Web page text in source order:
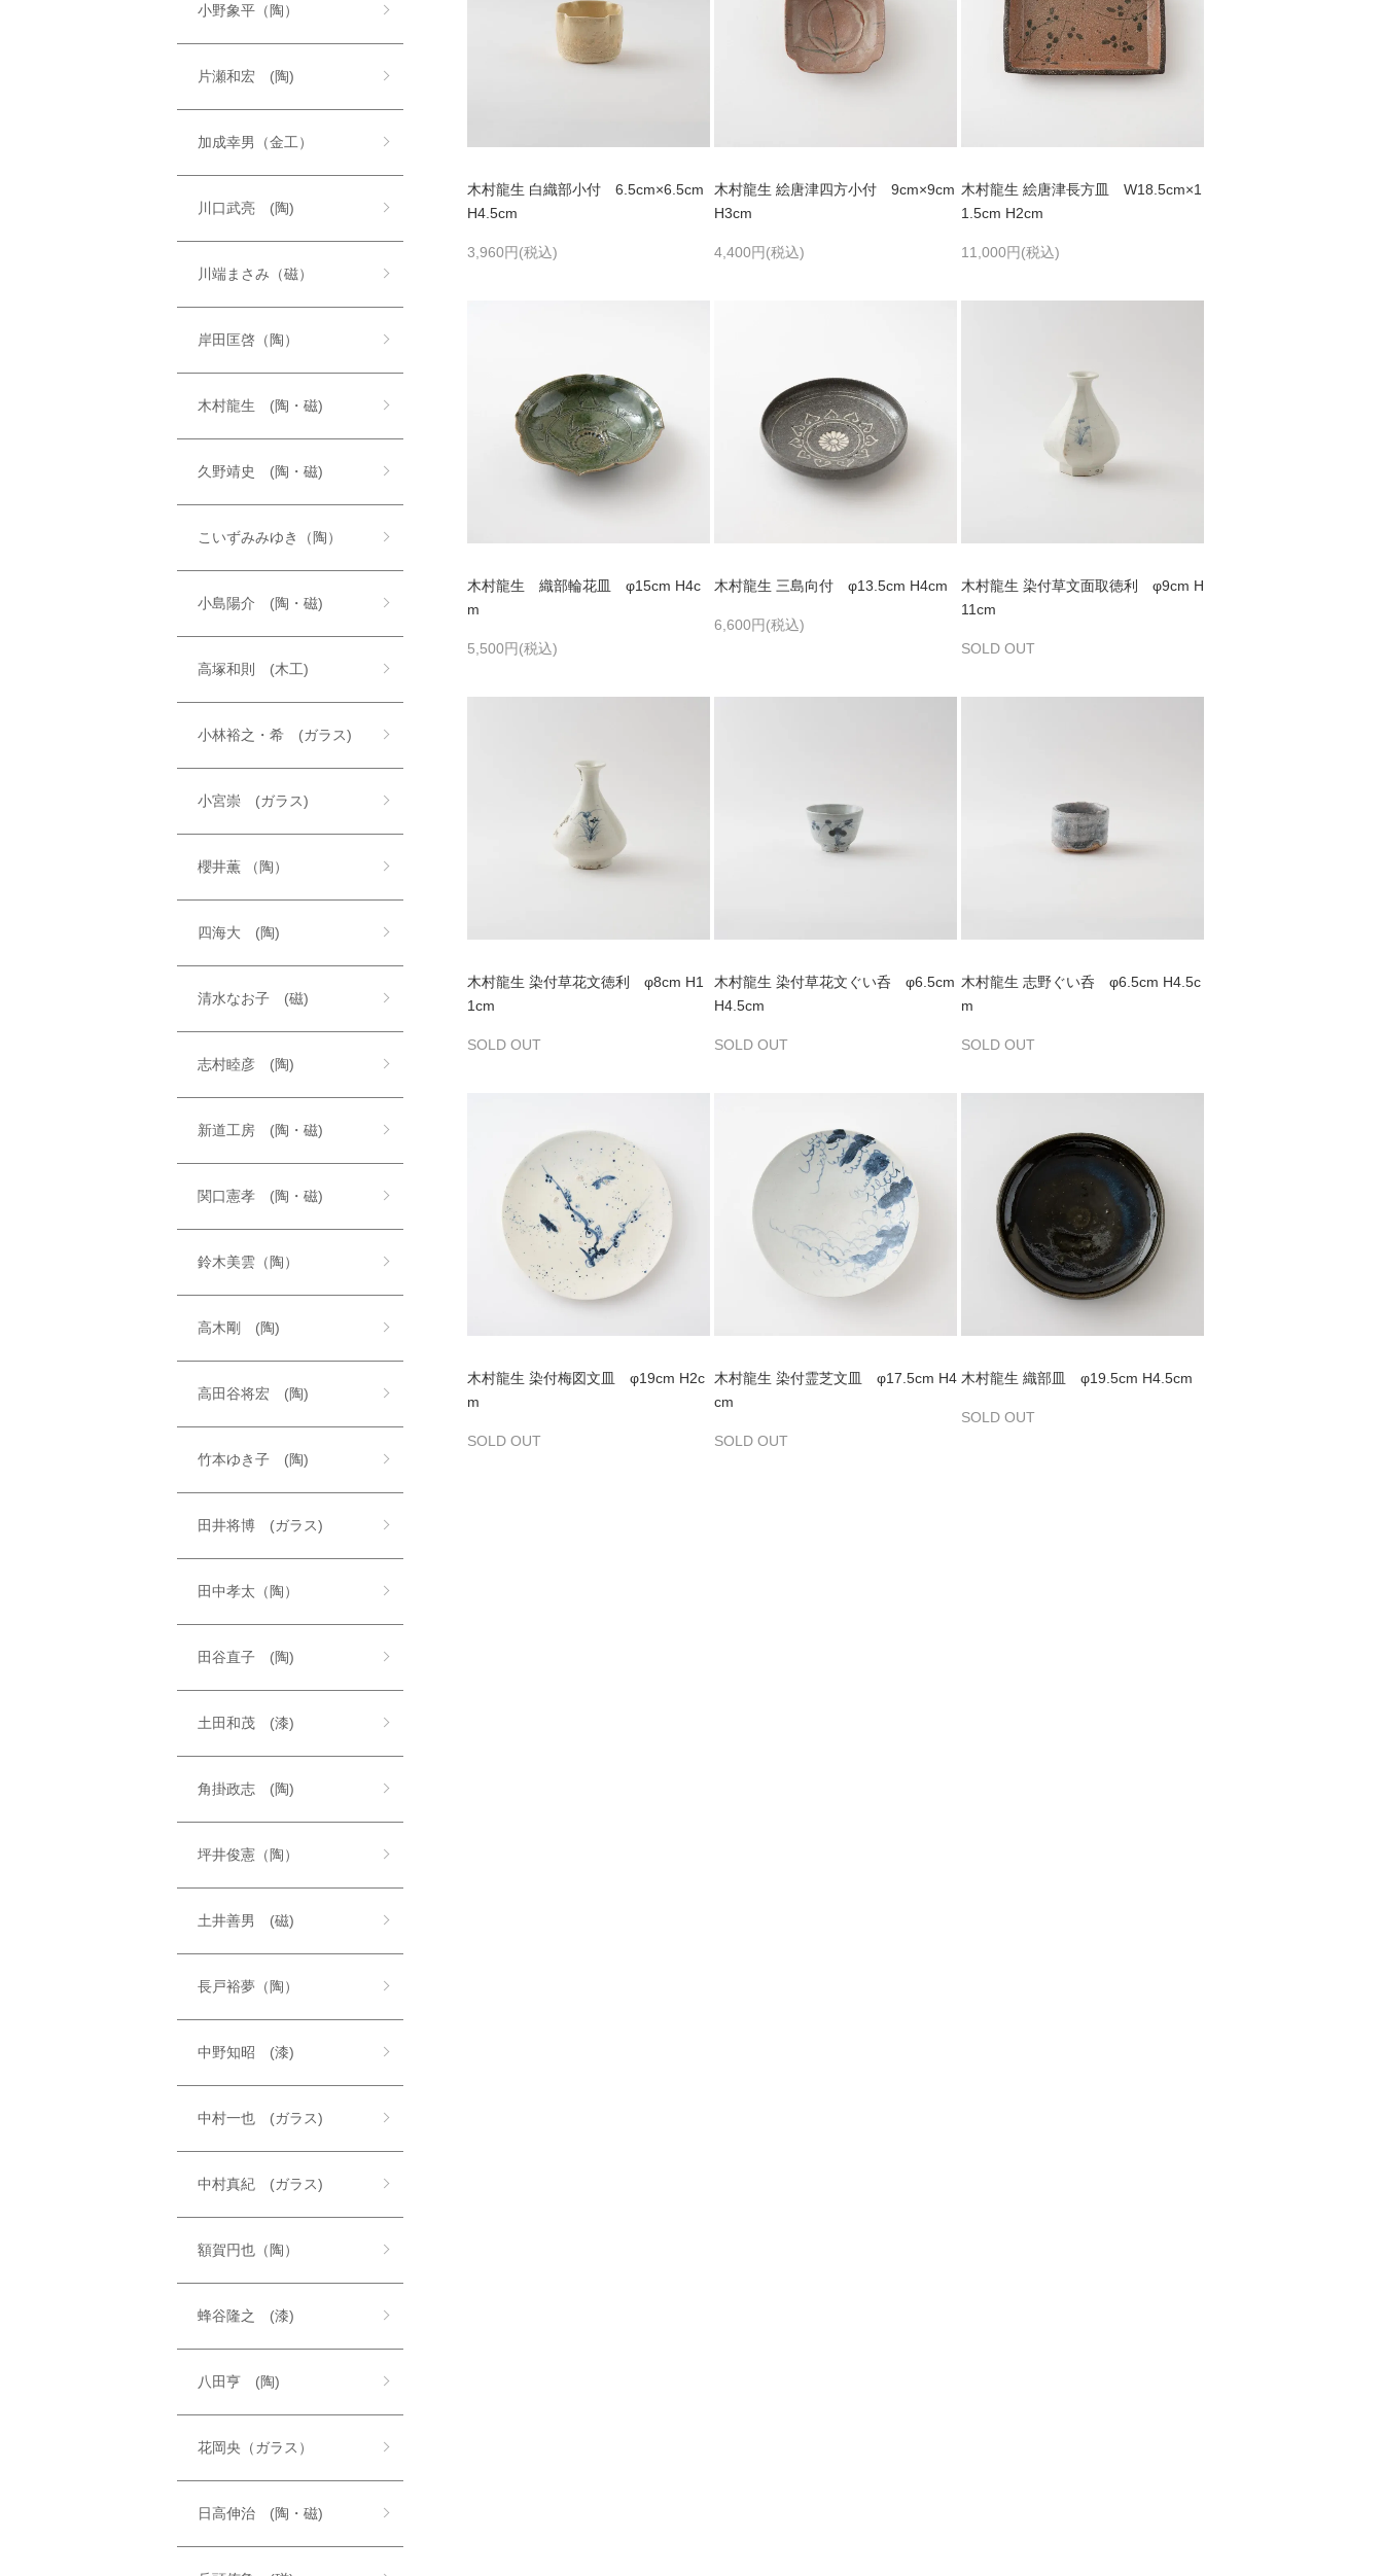
木村龍生 白織部小付 6.5cm×6.5cm
H4.5cm
3,960円(税込)
木村龍生 絵唐津四方小付 9cm×9cm
H3cm
4,400円(税込)
木村龍生 絵唐津長方皿 W18.5cm×1
1.5cm H2cm
11,000円(税込)
木村龍生 織部輪花皿 φ15cm H4c
m
5,500円(税込)
木村龍生 三島向付 φ13.5cm H4cm
6,600円(税込)
木村龍生 染付草文面取徳利 φ9cm H
11cm
SOLD OUT
木村龍生 染付草花文徳利 φ8cm H1
1cm
SOLD OUT
木村龍生 染付草花文ぐい呑 φ6.5cm
H4.5cm
SOLD OUT
木村龍生 志野ぐい呑 φ6.5cm H4.5c
m
SOLD OUT
木村龍生 染付梅図文皿 φ19cm H2c
m
SOLD OUT
木村龍生 染付霊芝文皿 φ17.5cm H4
cm
SOLD OUT
木村龍生 織部皿 φ19.5cm H4.5cm
SOLD OUT
小野象平（陶）
片瀬和宏 (陶)
加成幸男（金工）
川口武亮 (陶)
川端まさみ（磁）
岸田匡啓（陶）
木村龍生 (陶・磁)
久野靖史 (陶・磁)
こいずみみゆき（陶）
小島陽介 (陶・磁)
高塚和則 (木工)
小林裕之・希 (ガラス)
小宮崇 (ガラス)
櫻井薫 （陶）
四海大 (陶)
清水なお子 (磁)
志村睦彦 (陶)
新道工房 (陶・磁)
関口憲孝 (陶・磁)
鈴木美雲（陶）
高木剛 (陶)
高田谷将宏 (陶)
竹本ゆき子 (陶)
田井将博 (ガラス)
田中孝太（陶）
田谷直子 (陶)
土田和茂 (漆)
角掛政志 (陶)
坪井俊憲（陶）
土井善男 (磁)
長戸裕夢（陶）
中野知昭 (漆)
中村一也 (ガラス)
中村真紀 (ガラス)
額賀円也（陶）
蜂谷隆之 (漆)
八田亨 (陶)
花岡央（ガラス）
日高伸治 (陶・磁)